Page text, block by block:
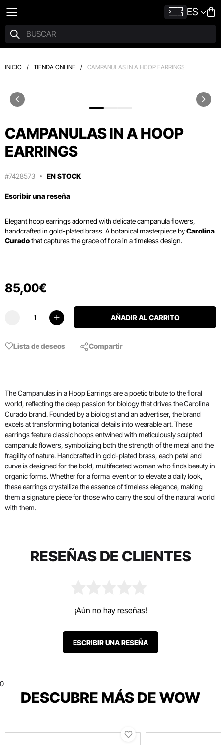
ES
INICIO / TIENDA ONLINE / CAMPANULAS IN A HOOP EARRINGS
CAMPANULAS IN A HOOP
EARRINGS
#7428573 EN STOCK
Escribir una reseña
Elegant hoop earrings adorned with delicate campanula flowers,
handcrafted in gold-plated brass.A botanical masterpiece byCarolina
Curadothat captures the grace of flora in a timeless design.
85,00€
AÑADIR AL CARRITO
Lista de deseos Compartir
The Campanulas in a Hoop Earrings are a poetic tribute to the floral
world, reflecting the deep passion for biology that drives the Carolina
Curado brand. Founded by a biologist and an advertiser, the brand
excels at transforming botanical details into wearable art. These
earrings feature classic hoops entwined with meticulously sculpted
campanula flowers, symbolizing both the strength of the metal and the
fragility of nature. Handcrafted in gold-plated brass, each petal and
curve is designed for the bold, multifaceted woman who finds beauty in
organic forms. Whether for a formal event or to elevate a daily look,
these earrings crystallize the essence of timeless elegance, making
them a signature piece for those who carry the soul of the natural world
with them.
RESEÑAS DE CLIENTES
¡Aún no hay reseñas!
ESCRIBIR UNA RESEÑA
0
DESCUBRE MÁS DE WOW